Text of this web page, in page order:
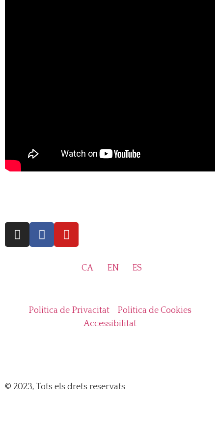
CA EN ES
Politica de Privacitat
Politica de Cookies
Accessibilitat
© 2023, Tots els drets reservats